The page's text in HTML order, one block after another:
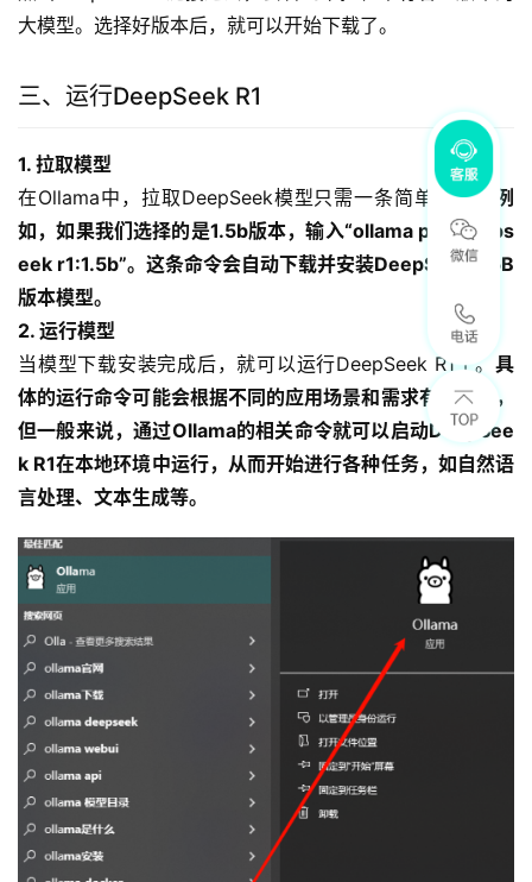
大模型。选择好版本后，就可以开始下载了。
三、运行DeepSeek R1
1. 拉取模型
在Ollama中，拉取DeepSeek模型只需一条简单指令。 例
如，如果我们选择的是1.5b版本，输入“ollama pull deeps
eek r1:1.5b”。这条命令会自动下载并安装DeepSeek 1.5B
版本模型。
2. 运行模型
当模型下载安装完成后，就可以运行DeepSeek R1了。 具
体的运行命令可能会根据不同的应用场景和需求有所不同，
但一般来说，通过Ollama的相关命令就可以启动DeepSee
k R1在本地环境中运行，从而开始进行各种任务，如自然语
言处理、文本生成等。